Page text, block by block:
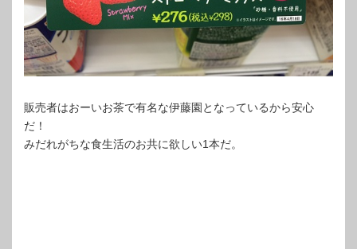
販売者はおーいお茶で有名な伊藤園となっているから安心
だ！
みだれがちな食生活のお共に欲しい1本だ。